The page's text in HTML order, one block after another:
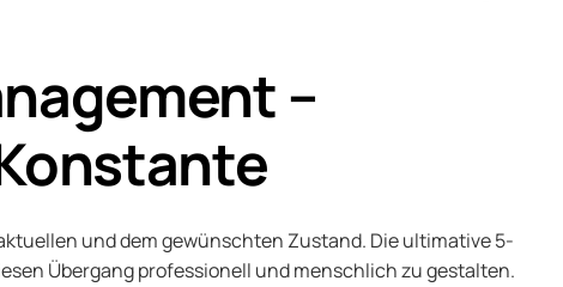
–
und dem gewünschten Zustand. Die ultimative 5-
Übergang professionell und menschlich zu gestalten.